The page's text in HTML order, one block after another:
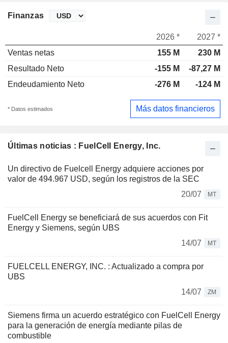
Últimas noticias : FuelCell Energy, Inc.
Un directivo de Fuelcell Energy adquiere acciones por
valor de 494.967 USD, según los registros de la SEC
20/07
MT
FuelCell Energy se beneficiará de sus acuerdos con Fit
Energy y Siemens, según UBS
14/07
MT
FUELCELL ENERGY, INC. : Actualizado a compra por
UBS
14/07
ZM
Siemens firma un acuerdo estratégico con FuelCell Energy
para la generación de energía mediante pilas de
combustible
Finanzas
2026 *
2027 *
Ventas netas
155 M
230 M
Resultado Neto
-155 M
-87,27 M
Endeudamiento Neto
-276 M -124 M
* Datos estimados Más datos financieros